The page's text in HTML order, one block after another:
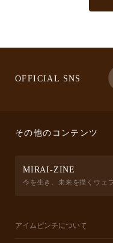
OFFICIAL SNS
その他のコンテンツ
MIRAI-ZINE
今を生き、未来を描くウェ
アイムピンチについて